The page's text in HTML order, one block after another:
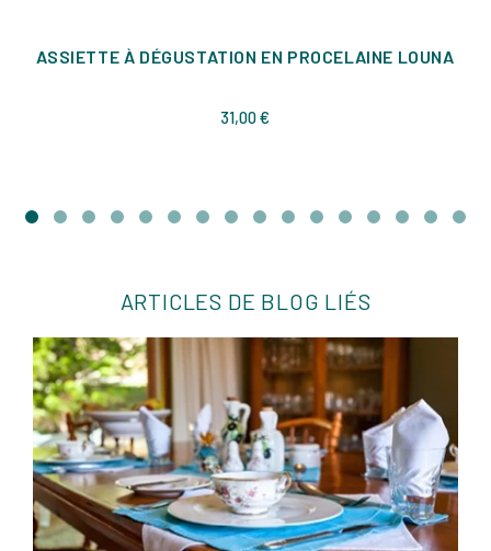
ASSIETTE À DÉGUSTATION EN PROCELAINE LOUNA
31,00 €
ARTICLES DE BLOG LIÉS